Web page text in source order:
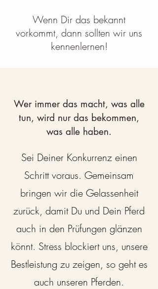
Wenn Dir das bekannt
vorkommt, dann sollten wir uns
kennenlernen!
Wer immer das macht, was alle
tun, wird nur das bekommen,
was alle haben.
Sei Deiner Konkurrenz einen
Schritt voraus. Gemeinsam
bringen wir die Gelassenheit
zurück, damit Du und Dein Pferd
auch in den Prüfungen glänzen
könnt. Stress blockiert uns, unsere
Bestleistung zu zeigen, so geht es
auch unseren Pferden.